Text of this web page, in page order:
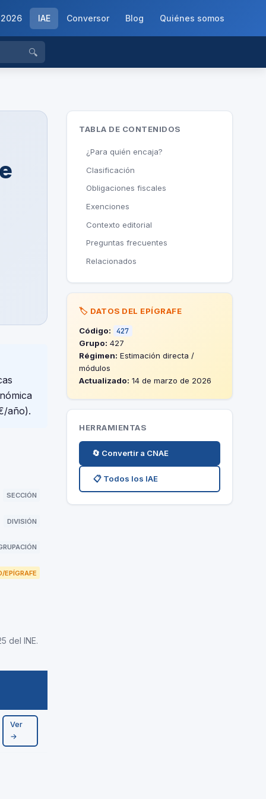
2026 IAE Conversor Blog Quiénes somos
🔍
año).
SECCIÓN
DIVISIÓN
EPÍGRAFE
del INE.
Ver
→
TABLA DE CONTENIDOS
¿Para quién encaja?
Clasificación
Obligaciones fiscales
Exenciones
Contexto editorial
Preguntas frecuentes
Relacionados
🏷️ DATOS DEL EPÍGRAFE
Código:
427
Grupo: 427
Régimen: Estimación directa /
módulos
Actualizado: 14 de marzo de 2026
HERRAMIENTAS
🔄 Convertir a CNAE
📋 Todos los IAE